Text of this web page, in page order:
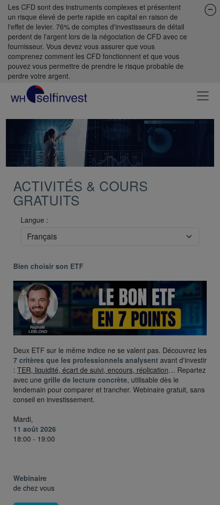
Les CFD sont des instruments complexes et présentent
un risque élevé de perte rapide en capital en raison de
l'effet de levier. 76% de comptes d'investisseurs de détail
perdent de l'argent lors de la négociation de CFD avec ce
fournisseur. Vous devez vous assurer que vous
comprenez comment les CFD fonctionnent et que vous
pouvez vous permettre de prendre le risque probable de
perdre votre argent.
ACTIVITÉS & COURS
GRATUITS
Langue :
Bien choisir son ETF
Deux ETF sur le même indice ne se valent pas. Découvrez les
7 critères que les professionnels analysent avant d'investir
: TER, liquidité, écart de suivi, encours, réplication… Repartez
avec une grille de lecture concrète, utilisable dès le
lendemain pour comparer et trancher. Webinaire gratuit, sans
conseil en investissement.
Mardi,
11 août 2026
18:00 - 19:00
Webinaire
de chez vous